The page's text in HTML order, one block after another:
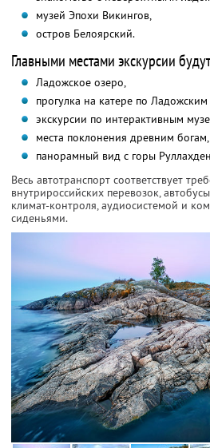
музей Эпохи Викингов,
остров Белоярский.
Главными местами экскурсии
Ладожское озеро,
прогулка на катере по
экскурсии по интерактивным
места поклонения древним богам,
панорамный вид с горы
Весь автотранспорт соответствует
внутрироссийских перевозок,
климат-контроля, аудиосистемой и
сиденьями.